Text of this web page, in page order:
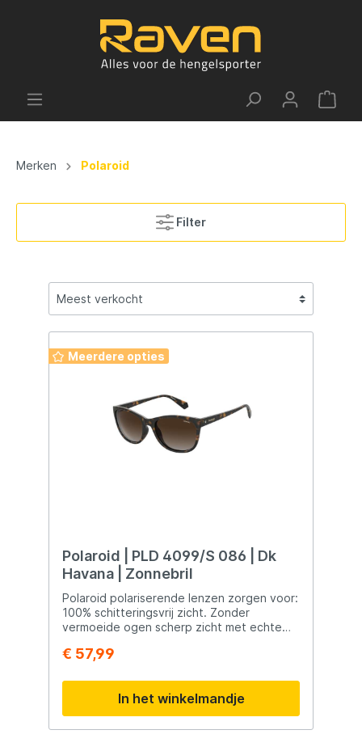
Merken Polaroid
Filter
Meerdere opties
Polaroid | PLD 4099/S 086 | Dk
Havana | Zonnebril
Polaroid polariserende lenzen zorgen voor:
100% schitteringsvrij zicht. Zonder
vermoeide ogen scherp zicht met echte
lenzen hebben een anti-kras laag en
UV-A, -B en C straling.
Montuurbreedte:136mm
Neusbreedte:19mm Pootlengte:145mm
Lensbreedte:55mm Lenshoogte:42mm
€ 57,99
In het winkelmandje